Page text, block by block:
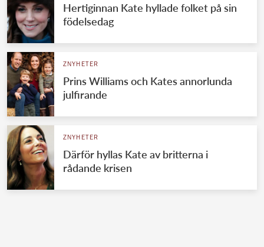
Svenska kungahuset
Brittiska kungahuset
Danska kungahuset
Jordanska kungahuset
Luxemburgska storhertighuset
Japanska kejsarhuset
REDAKTION
Hertiginnan Kate hyllade folket på sin
födelsedag
ZNYHETER
Prins Williams och Kates annorlunda
julfirande
ZNYHETER
Därför hyllas Kate av britterna i
rådande krisen